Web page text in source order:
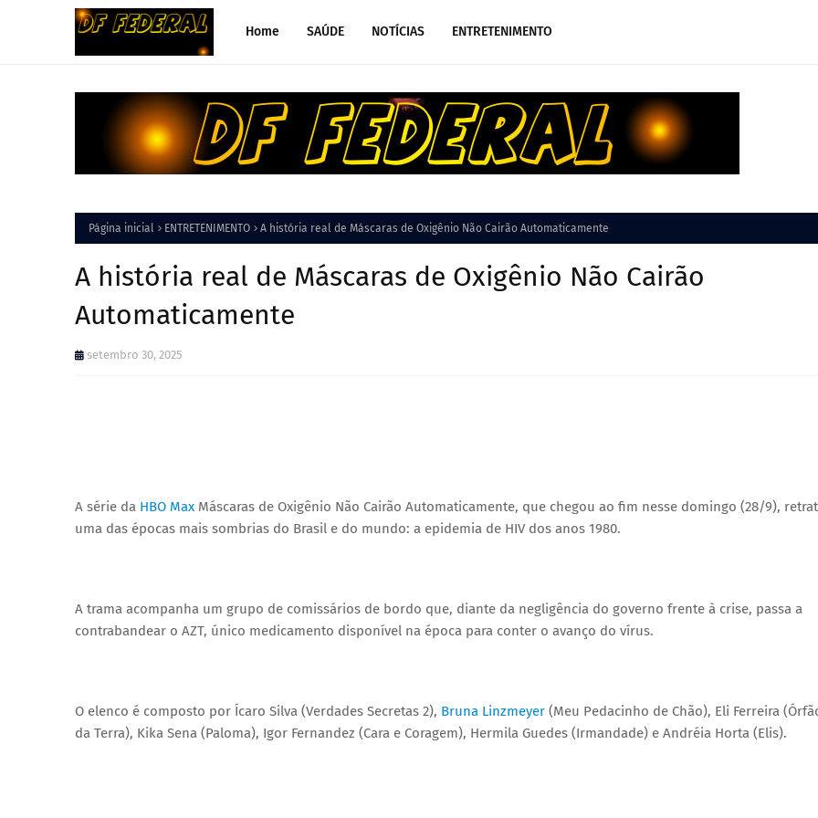
Home SAÚDE NOTÍCIAS ENTRETENIMENTO
Página inicial ENTRETENIMENTO A história real de Máscaras de Oxigênio Não Cairão Automaticamente
A história real de Máscaras de Oxigênio Não Cairão
Automaticamente
setembro 30, 2025
A série da HBO Max Máscaras de Oxigênio Não Cairão Automaticamente, que chegou ao fim nesse domingo (28/9),
uma das épocas mais sombrias do Brasil e do mundo: a epidemia de HIV dos anos 1980.
A trama acompanha um grupo de comissários de bordo que, diante da negligência do governo frente à crise, passa a
contrabandear o AZT, único medicamento disponível na época para conter o avanço do vírus.
O elenco é composto por Ícaro Silva (Verdades Secretas 2), Bruna Linzmeyer (Meu Pedacinho de Chão), Eli Ferreira
da Terra), Kika Sena (Paloma), Igor Fernandez (Cara e Coragem), Hermila Guedes (Irmandade) e Andréia Horta (Elis).